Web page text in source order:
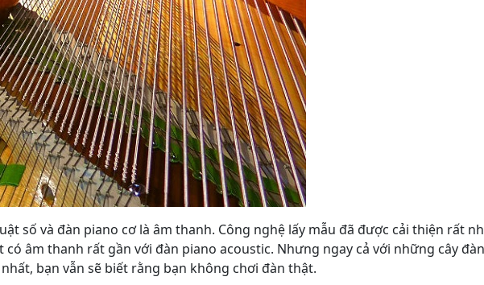
số và đàn piano cơ là âm thanh. Công nghệ lấy mẫu đã được cải thiện rất
âm thanh rất gần với đàn piano acoustic. Nhưng ngay cả với những cây đàn
bạn vẫn sẽ biết rằng bạn không chơi đàn thật.